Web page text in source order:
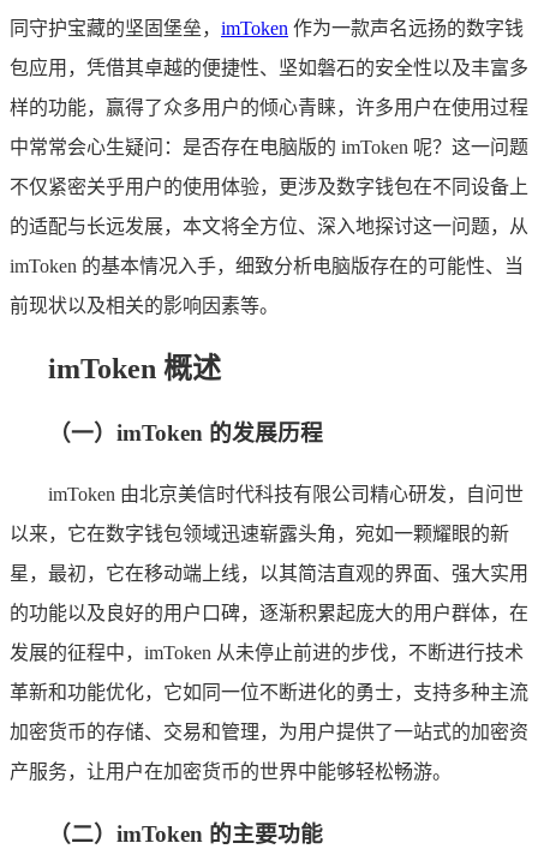
同守护宝藏的坚固堡垒， imToken 作为一款声名远扬的数字钱
包应用，凭借其卓越的便捷性、坚如磐石的安全性以及丰富多
样的功能，赢得了众多用户的倾心青睐，许多用户在使用过程
中常常会心生疑问：是否存在电脑版的 imToken 呢？这一问题
不仅紧密关乎用户的使用体验，更涉及数字钱包在不同设备上
的适配与长远发展，本文将全方位、深入地探讨这一问题，从
imToken 的基本情况入手，细致分析电脑版存在的可能性、当
前现状以及相关的影响因素等。
imToken 概述
（一）imToken 的发展历程
imToken 由北京美信时代科技有限公司精心研发，自问世
以来，它在数字钱包领域迅速崭露头角，宛如一颗耀眼的新
星，最初，它在移动端上线，以其简洁直观的界面、强大实用
的功能以及良好的用户口碑，逐渐积累起庞大的用户群体，在
发展的征程中，imToken 从未停止前进的步伐，不断进行技术
革新和功能优化，它如同一位不断进化的勇士，支持多种主流
加密货币的存储、交易和管理，为用户提供了一站式的加密资
产服务，让用户在加密货币的世界中能够轻松畅游。
（二）imToken 的主要功能